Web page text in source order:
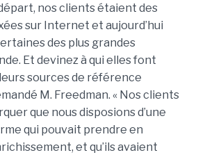
nos clients étaient des
sur Internet et aujourd’hui
des plus grandes
Et devinez à qui elles font
sources de référence
M. Freedman. « Nos clients
que nous disposions d’une
qui pouvait prendre en
et qu’ils avaient